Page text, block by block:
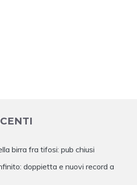
birra fra tifosi: pub chiusi
doppietta e nuovi record a